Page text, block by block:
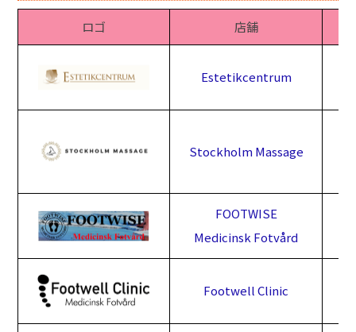
ロゴ 店舗
Estetikcentrum
Stockholm Massage
FOOTWISE
Medicinsk Fotvård
Footwell Clinic